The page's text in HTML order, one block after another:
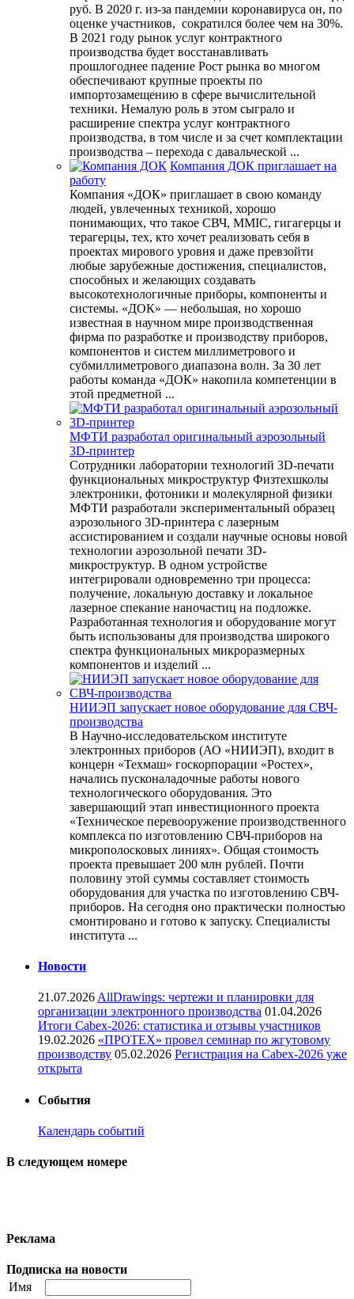
руб. В 2020 г. из-за пандемии коронавируса он, по
оценке участников, сократился более чем на 30%.
В 2021 году рынок услуг контрактного
производства будет восстанавливать
прошлогоднее падение Рост рынка во многом
обеспечивают крупные проекты по
импортозамещению в сфере вычислительной
техники. Немалую роль в этом сыграло и
расширение спектра услуг контрактного
производства, в том числе и за счет комплектации
производства – перехода с давальческой ...
Компания ДОК приглашает на
работу
Компания «ДОК» приглашает в свою команду
людей, увлеченных техникой, хорошо
понимающих, что такое СВЧ, MMIC, гигагерцы и
терагерцы, тех, кто хочет реализовать себя в
проектах мирового уровня и даже превзойти
любые зарубежные достижения, специалистов,
способных и желающих создавать
высокотехнологичные приборы, компоненты и
системы. «ДОК» — небольшая, но хорошо
известная в научном мире производственная
фирма по разработке и производству приборов,
компонентов и систем миллиметрового и
субмиллиметрового диапазона волн. За 30 лет
работы команда «ДОК» накопила компетенции в
этой предметной ...
МФТИ разработал оригинальный аэрозольный
3D-принтер
Сотрудники лаборатории технологий 3D-печати
функциональных микроструктур Физтехшколы
электроники, фотоники и молекулярной физики
МФТИ разработали экспериментальный образец
аэрозольного 3D-принтера с лазерным
ассистированием и создали научные основы новой
технологии аэрозольной печати 3D-
микроструктур. В одном устройстве
интегрировали одновременно три процесса:
получение, локальную доставку и локальное
лазерное спекание наночастиц на подложке.
Разработанная технология и оборудование могут
быть использованы для производства широкого
спектра функциональных микроразмерных
компонентов и изделий ...
НИИЭП запускает новое оборудование для СВЧ-
производства
В Научно-исследовательском институте
электронных приборов (АО «НИИЭП), входит в
концерн «Техмаш» госкорпорации «Ростех»,
начались пусконаладочные работы нового
технологического оборудования. Это
завершающий этап инвестиционного проекта
«Техническое перевооружение производственного
комплекса по изготовлению СВЧ-приборов на
микрополосковых линиях». Общая стоимость
проекта превышает 200 млн рублей. Почти
половину этой суммы составляет стоимость
оборудования для участка по изготовлению СВЧ-
приборов. На сегодня оно практически полностью
смонтировано и готово к запуску. Специалисты
института ...
Новости
21.07.2026AllDrawings: чертежи и планировки для
организации электронного производства 01.04.2026
Итоги Cabex-2026: статистика и отзывы участников
19.02.2026 «ПРОТЕХ» провел семинар по жгутовому
производству 05.02.2026 Регистрация на Cabex-2026 уже
открыта
События
Календарь событий
В следующем номере
Реклама
Подписка на новости
Имя